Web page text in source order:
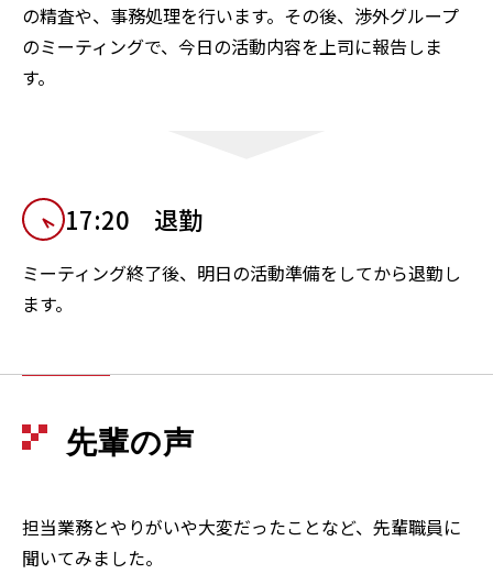
の精査や、事務処理を行います。その後、渉外グループ
のミーティングで、今日の活動内容を上司に報告しま
す。
17:20 退勤
ミーティング終了後、明日の活動準備をしてから退勤し
ます。
先輩の声
担当業務とやりがいや大変だったことなど、先輩職員に
聞いてみました。